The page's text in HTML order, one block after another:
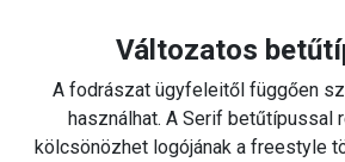
Változatos
A fodrászat ügyfeleitől függően
használhat. A Serif betűtípussal
kölcsönözhet logójának a freestyle